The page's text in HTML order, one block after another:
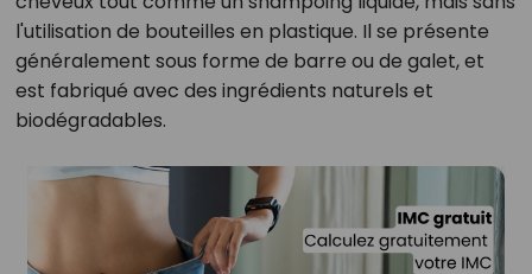
l'utilisation de bouteilles en plastique. Il se présente
généralement sous forme de barre ou de galet, et
est fabriqué avec des ingrédients naturels et
biodégradables.